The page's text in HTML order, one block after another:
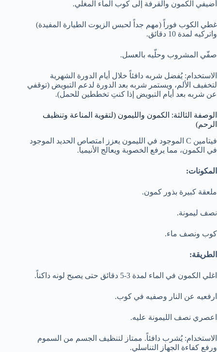
أضيفي الكمون والقرفة إلى كوب الماء المغلي.
غطي الكوب فوراً (مهم جداً لحبس الزيوت الطيارة المفيدة)
واتركيه لمدة 10 دقائق.
صفّي المشروب وحلّيه بالعسل.
الاستخدام: يُفضل شربه دافئاً خلال أيام الدورة الشهرية
لتخفيف الألم، ويستمر شربه بعد الدورة لدعم التبويض (توقفي
عن شربه بعد أيام التبويض إذا كنتِ تخططين للحمل).
الوصفة الثالثة: الكمون والليمون (لتقوية المناعة وتنظيف
الرحم)
فيتامين C الموجود في الليمون يعزز امتصاص الحديد الموجود
في الكمون، مما يرفع الخصوبة ويعالج الأنيميا.
المكونات:
ملعقة كبيرة بذور كمون.
نصف ليمونة.
كوب ونصف ماء.
الطريقة:
اغلي الكمون في الماء لمدة 3-5 دقائق حتى يصبح لونه داكناً.
ارفعيه عن النار وصفيه في كوب.
اعصري نصف الليمونة عليه.
الاستخدام: يُشرب دافئاً. ممتاز لتنظيف الجسم من السموم
ورفع كفاءة الجهاز التناسلي.